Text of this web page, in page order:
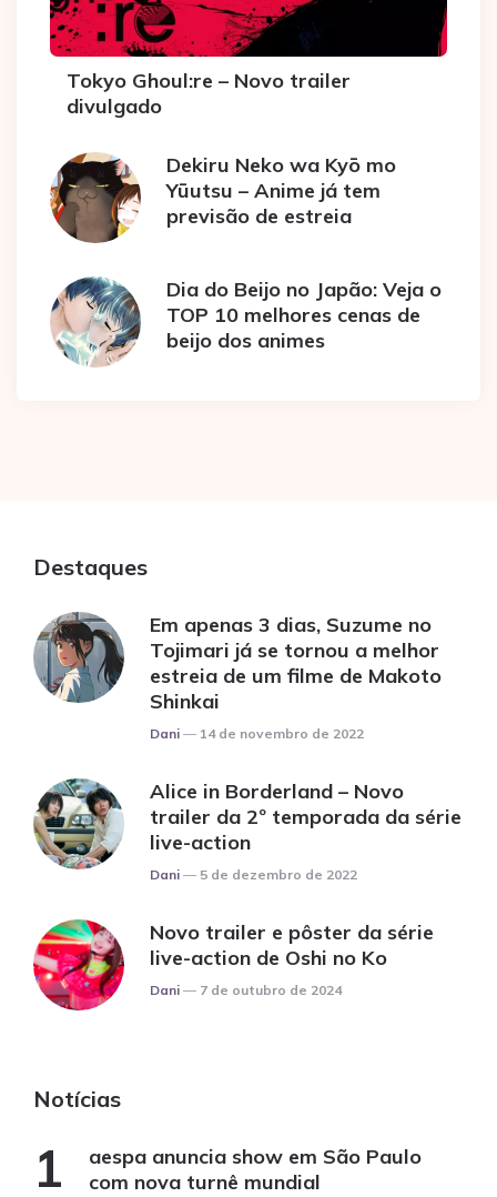
Tokyo Ghoul:re – Novo trailer
divulgado
Dekiru Neko wa Kyō mo
Yūutsu – Anime já tem
previsão de estreia
Dia do Beijo no Japão: Veja o
TOP 10 melhores cenas de
beijo dos animes
Destaques
Em apenas 3 dias, Suzume no
Tojimari já se tornou a melhor
estreia de um filme de Makoto
Shinkai
Posted
Dani 14 de novembro de 2022
Alice in Borderland – Novo
trailer da 2º temporada da série
live-action
Posted
Dani 5 de dezembro de 2022
Novo trailer e pôster da série
live-action de Oshi no Ko
Posted
Dani 7 de outubro de 2024
Notícias
aespa anuncia show em São Paulo
com nova turnê mundial